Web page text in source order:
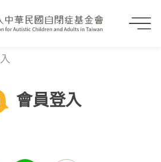
會員登入